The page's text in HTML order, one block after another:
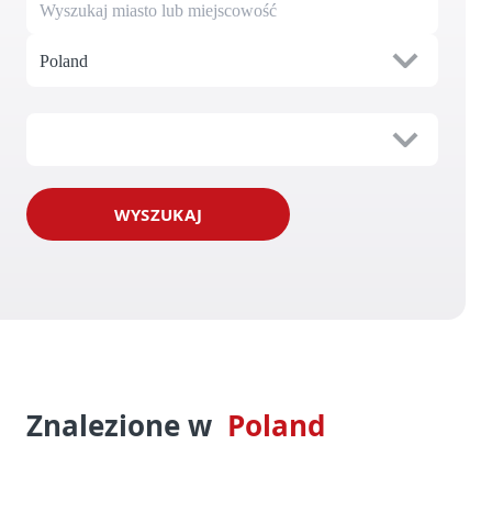
Poland
WYSZUKAJ
Znalezione w Poland